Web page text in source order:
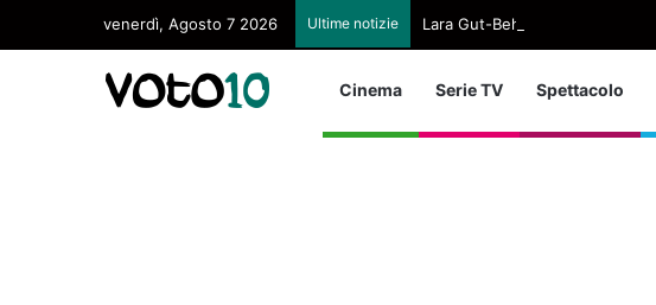
venerdì, Agosto 7 2026 Ultime notizie Lara Gut-Behrami si ritira: So
Cinema Serie TV Spettacolo